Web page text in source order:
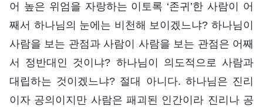
어 높은 위엄을 자랑하는 이토록 ‘존귀’한 사람이 어
째서 하나님의 눈에는 비천해 보이겠느냐? 하나님이
사람을 보는 관점과 사람이 사람을 보는 관점은 어째
서 정반대인 것이냐? 하나님이 의도적으로 사람과
대립하는 것이겠느냐? 절대 아니다. 하나님은 진리
이자 공의이지만 사람은 패괴된 인간이라 진리나 공